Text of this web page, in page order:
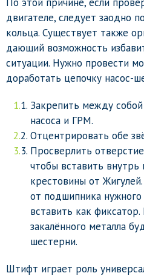
двигателе, следует заодно
кольца. Существует также
дающий возможность
ситуации. Нужно провести
доработать цепочку насос-
Закрепить между
насоса и ГРМ.
Отцентрировать обе
Просверлить
чтобы вставить
крестовины от
от подшипника
вставить как
закалённого металла
шестерни.
Штифт играет роль